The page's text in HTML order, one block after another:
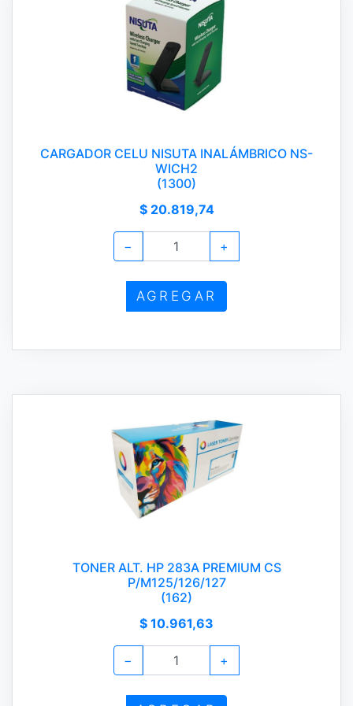
CARGADOR CELU NISUTA INALÁMBRICO NS-
WICH2
(1300)
$ 20.819,74
− +
AGREGAR
TONER ALT. HP 283A PREMIUM CS
P/M125/126/127
(162)
$ 10.961,63
− +